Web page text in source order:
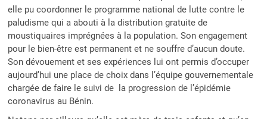
elle pu coordonner le programme national de lutte contre le
paludisme qui a abouti à la distribution gratuite de
moustiquaires imprégnées à la population. Son engagement
pour le bien-être est permanent et ne souffre d’aucun doute.
Son dévouement et ses expériences lui ont permis d’occuper
aujourd’hui une place de choix dans l’équipe gouvernementale
chargée de faire le suivi de la progression de l’épidémie
coronavirus au Bénin.